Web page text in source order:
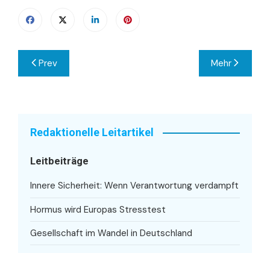
Beitragsnavigation
Prev Mehr
Redaktionelle Leitartikel
Leitbeiträge
Innere Sicherheit: Wenn Verantwortung verdampft
Hormus wird Europas Stresstest
Gesellschaft im Wandel in Deutschland